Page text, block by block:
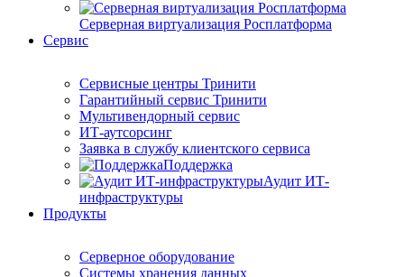
Серверная виртуализация Росплатформа
Сервис
Сервисные центры Тринити
Гарантийный сервис Тринити
Мультивендорный сервис
ИТ-аутсорсинг
Заявка в службу клиентского сервиса
Поддержка
Аудит ИТ-
инфраструктуры
Продукты
Серверное оборудование
Системы хранения данных